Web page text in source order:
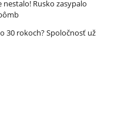
Rusko zasypalo
30 rokoch? Spoločnosť už